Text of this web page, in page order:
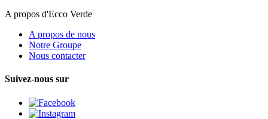
A propos d'Ecco Verde
A propos de nous
Notre Groupe
Nous contacter
Suivez-nous sur